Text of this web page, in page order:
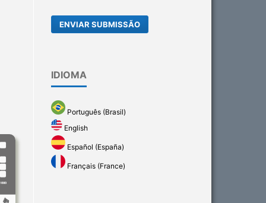
ENVIAR SUBMISSÃO
IDIOMA
Português (Brasil)
English
Español (España)
Français (France)